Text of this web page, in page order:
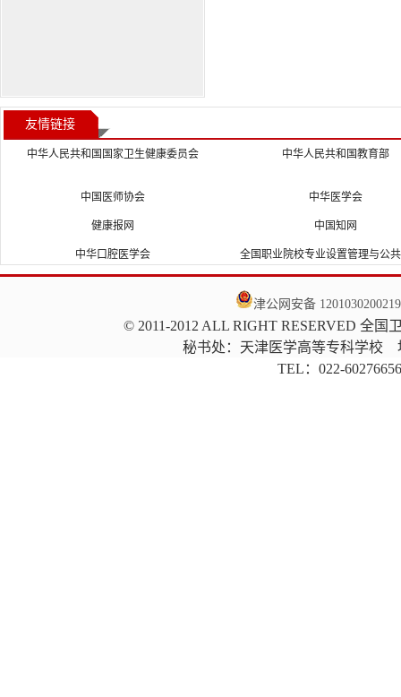
友情链接
中华人民共和国国家卫生健康委员会 中华人民共和国教育部
中国医师协会 中华医学会
健康报网 中国知网
中华口腔医学会 全国职业院校专业设置管理与公
津公网安备
© 2011-2012 ALL RIGHT RESERVED 全
秘书处：天津医学高等专科学
TEL：022-